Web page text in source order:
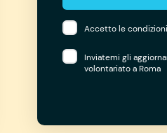
Accetto le
Inviatemi gli
volontariato a Roma